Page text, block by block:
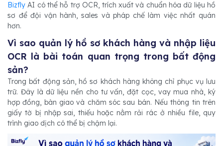
Bizfly AI có thể hỗ trợ OCR, trích xuất và chuẩn hóa dữ liệu hồ
sơ để đội vận hành, sales và pháp chế làm việc nhất quán
hơn.
Vì sao quản lý hồ sơ khách hàng và nhập liệu
OCR là bài toán quan trọng trong bất động
sản?
Trong bất động sản, hồ sơ khách hàng không chỉ phục vụ lưu
trữ. Đây là dữ liệu nền cho tư vấn, đặt cọc, vay mua nhà, ký
hợp đồng, bàn giao và chăm sóc sau bán. Nếu thông tin trên
giấy tờ bị nhập sai, thiếu hoặc nằm rải rác ở nhiều file, quy
trình giao dịch có thể bị chậm lại.